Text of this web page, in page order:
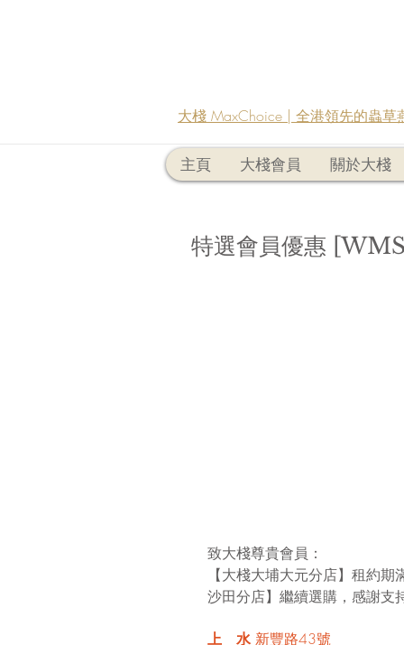
大棧 MaxChoice | 全港領先的蟲
主頁 大棧會員 關於大棧
特選會員優惠
致大棧尊貴會員：
【大棧大埔大元分店】租約
沙田分店】繼續選購，感謝支
上　水 新豐路43號